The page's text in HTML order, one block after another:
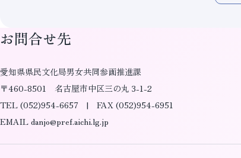
お問合せ先
愛知県県民文化局男女共同参画推進課
〒460-8501 名古屋市中区三の丸 3-1-2
TEL (052)954-6657 | FAX (052)954-6951
EMAIL danjo@pref.aichi.lg.jp